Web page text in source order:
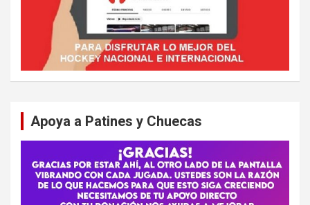
Apoya a Patines y Chuecas